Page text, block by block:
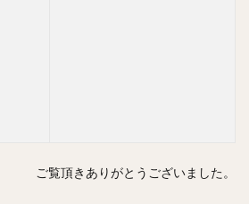
ご覧頂きありがとうございました。